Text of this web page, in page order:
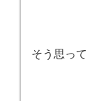
そう思って